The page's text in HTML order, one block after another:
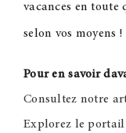
vacances en toute
selon vos moyens !
Pour en savoir
Consultez notre
Explorez le portail